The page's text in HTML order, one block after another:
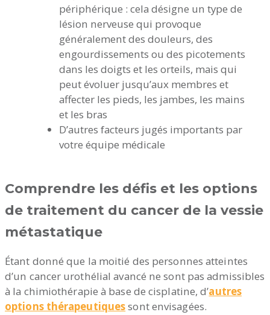
périphérique : cela désigne un type de
lésion nerveuse qui provoque
généralement des douleurs, des
engourdissements ou des picotements
dans les doigts et les orteils, mais qui
peut évoluer jusqu’aux membres et
affecter les pieds, les jambes, les mains
et les bras
D’autres facteurs jugés importants par
votre équipe médicale
Comprendre les défis et les options
de traitement du cancer de la vessie
métastatique
Étant donné que la moitié des personnes atteintes
d’un cancer urothélial avancé ne sont pas admissibles
à la chimiothérapie à base de cisplatine, d’autres
options thérapeutiquessont envisagées.